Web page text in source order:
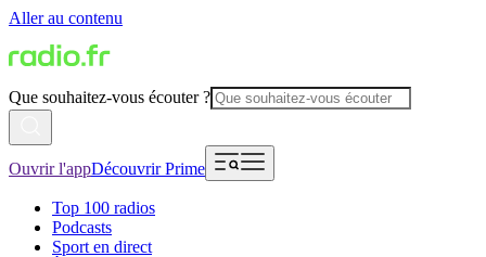
Aller au contenu
Que souhaitez-vous écouter ?
Ouvrir l'appDécouvrir Prime
Top 100 radios
Podcasts
Sport en direct